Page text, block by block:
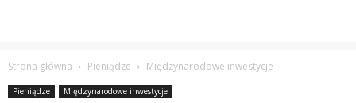
Strona główna Pieniądze Międzynarodowe inwestycje
Pieniądze Międzynarodowe inwestycje